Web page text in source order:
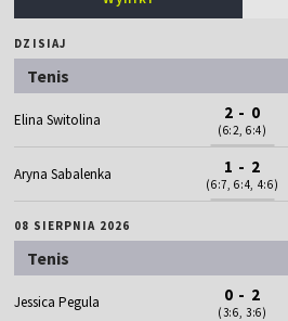
DZISIAJ
Tenis
Elina Switolina 2 - 0
(6:2, 6:4)
Aryna Sabalenka 1 - 2
(6:7, 6:4, 4:6)
08 SIERPNIA 2026
Tenis
Jessica Pegula 0 - 2
(3:6, 3:6)